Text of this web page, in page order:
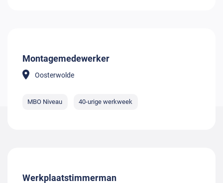
Montagemedewerker
Oosterwolde
MBO Niveau 40-urige werkweek
Werkplaatstimmerman